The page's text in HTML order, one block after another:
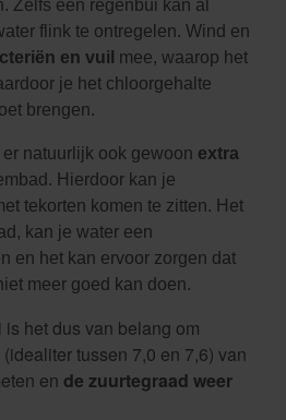
Zelfs een regenbui kan al
flink te ontregelen. Wind en
en vuil mee, waarop het
je het chloorgehalte
brengen.
natuurlijk ook gewoon extra
Hierdoor kan je
tekorten komen te zitten. Het
kan je water een
en het kan ervoor zorgen dat
meer goed kan doen.
het dus van belang om
tussen 7,0 en 7,6) van
en de zuurtegraad weer